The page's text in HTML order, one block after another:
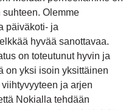
Olemme
päiväkoti- ja
hyvää sanottavaa.
on toteutunut hyvin ja
on yksi isoin yksittäinen
ja arjen
Nokialla tehdään